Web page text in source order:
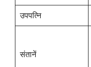
उपपत्नि
संतानें